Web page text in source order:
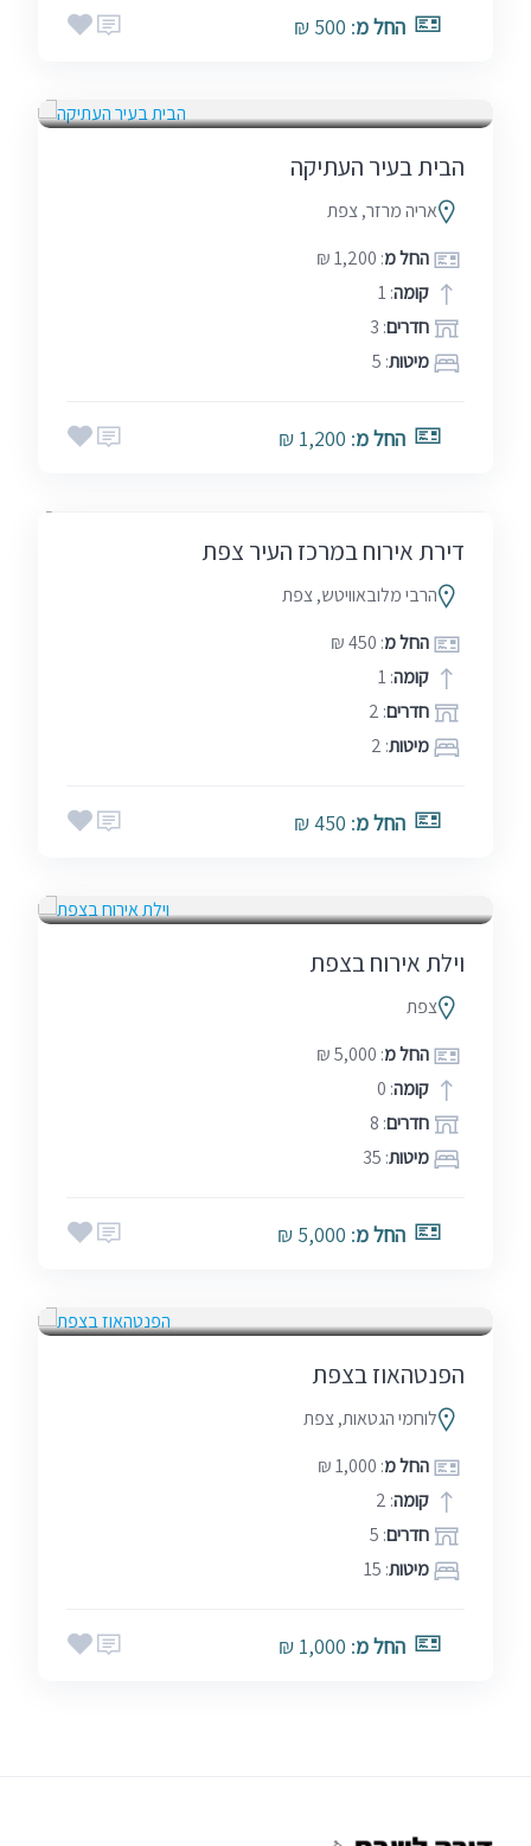
החל מ: 500 ₪
הבית בעיר העתיקה
אריה מרזר, צפת
החל מ: 1,200 ₪
קומה: 1
חדרים: 3
מיטות: 5
החל מ: 1,200 ₪ אמצע שבוע
דירת אירוח במרכז העיר צפת
הרבי מלובאוויטש, צפת
החל מ: 450 ₪
קומה: 1
חדרים: 2
מיטות: 2
החל מ: 450 ₪ אמצע שבוע בין הזמנים
וילת אירוח בצפת
צפת
החל מ: 5,000 ₪
קומה: 0
חדרים: 8
מיטות: 35
החל מ: 5,000 ₪ אמצע שבוע בין הזמנים
הפנטהאוז בצפת
לוחמי הגטאות, צפת
החל מ: 1,000 ₪
קומה: 2
חדרים: 5
מיטות: 15
החל מ: 1,000 ₪